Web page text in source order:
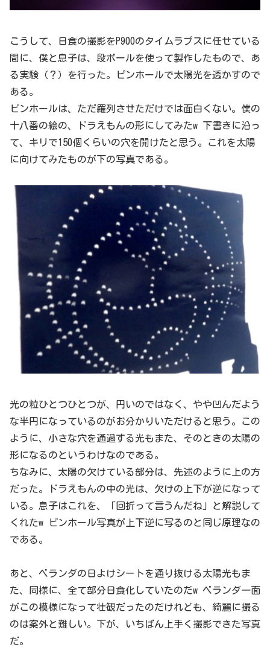
こうして、日食の撮影をP900のタイムラプスに任せている
間に、僕と息子は、段ボールを使って製作したもので、あ
る実験（？）を行った。ピンホールで太陽光を透かすので
ある。
ピンホールは、ただ羅列させただけでは面白くない。僕の
十八番の絵の、ドラえもんの形にしてみたw 下書きに沿っ
て、キリで150個くらいの穴を開けたと思う。これを太陽
に向けてみたものが下の写真である。
光の粒ひとつひとつが、円いのではなく、やや凹んだよう
な半円になっているのがお分かりいただけると思う。この
ように、小さな穴を通過する光もまた、そのときの太陽の
形になるのというわけなのである。
ちなみに、太陽の欠けている部分は、先述のように上の方
だった。ドラえもんの中の光は、欠けの上下が逆になって
いる。息子はこれを、「回折って言うんだね」と解説して
くれたw ピンホール写真が上下逆に写るのと同じ原理なの
である。
あと、ベランダの日よけシートを通り抜ける太陽光もま
た、同様に、全て部分日食化していたのだw ベランダ一面
がこの模様になって壮観だったのだけれども、綺麗に撮る
のは案外と難しい。下が、いちばん上手く撮影できた写真
だ。